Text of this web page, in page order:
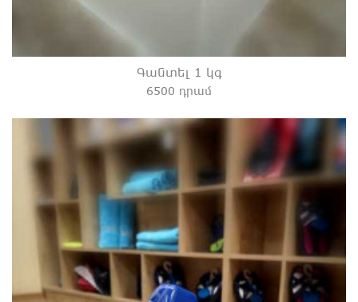
Գանտել 1 կգ
6500 դրամ